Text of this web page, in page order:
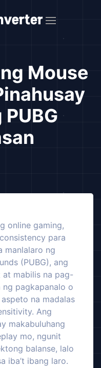
Mouse
online gaming,
para
manlalaro ng
(PUBG), ang
mabilis na pag-
ng pagkapanalo o
na madalas
Ang
makabuluhang
mo, ngunit
balanse, lalo
iba’t ibang laro.